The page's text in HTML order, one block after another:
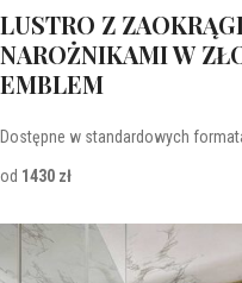
LUSTRO Z
NAROŻNIKAMI W
EMBLEM
Dostępne w standardowych
od 1430 zł